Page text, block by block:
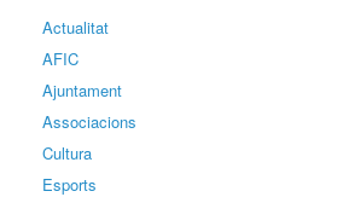
Actualitat
AFIC
Ajuntament
Associacions
Cultura
Esports